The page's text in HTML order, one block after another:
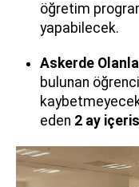
öğretim
yapabilecek.
Askerde
bulunan
eden 2 ay